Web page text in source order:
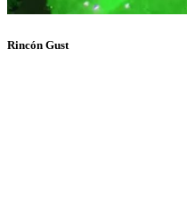
Rincón Gust